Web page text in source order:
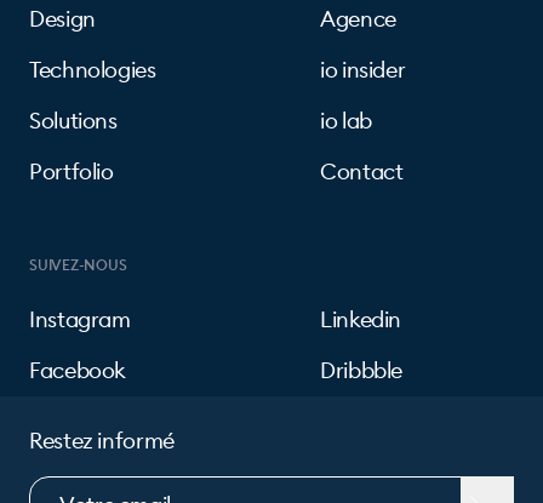
Design
Technologies
Solutions
Portfolio
Agence
io insider
io lab
Contact
SUIVEZ-NOUS
Instagram
Facebook
Linkedin
Dribbble
Restez informé